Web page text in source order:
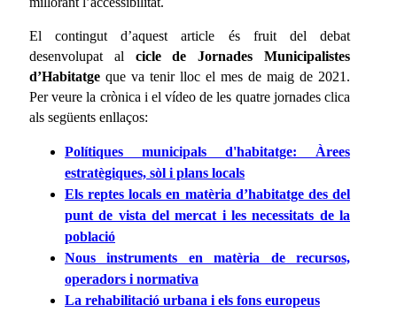
El contingut d’aquest article és fruit del debat
desenvolupat al cicle de Jornades Municipalistes
d’Habitatge que va tenir lloc el mes de maig de 2021.
Per veure la crònica i el vídeo de les quatre jornades clica
als següents enllaços:
Polítiques municipals d'habitatge: Àrees
estratègiques, sòl i plans locals
Els reptes locals en matèria d’habitatge des del
punt de vista del mercat i les necessitats de la
població
Nous instruments en matèria de recursos,
operadors i normativa
La rehabilitació urbana i els fons europeus